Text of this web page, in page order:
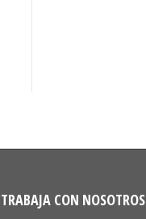
TRABAJA CON NOSOTROS